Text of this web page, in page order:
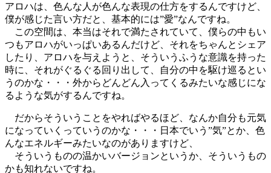
アロハは、色んな人が色んな表現の仕方をするんですけど、
僕が感じた言い方だと、基本的には”愛”なんですね。
この空間は、本当はそれで満たされていて、僕らの中もい
つもアロハがいっぱいあるんだけど、それをちゃんとシェア
したり、アロハを与えようと、そういうふうな意識を持った
時に、それがぐるぐる回り出して、自分の中を駆け巡るとい
うのかな・・・外からどんどん入ってくるみたいな感じにな
るような気がするんですね。
だからそういうことをやればやるほど、なんか自分も元気
になっていくっていうのかな・・・日本でいう”気”とか、色
んなエネルギーみたいなのがありますけど、
そういうものの温かいバージョンというか、そういうもの
かも知れないですね。